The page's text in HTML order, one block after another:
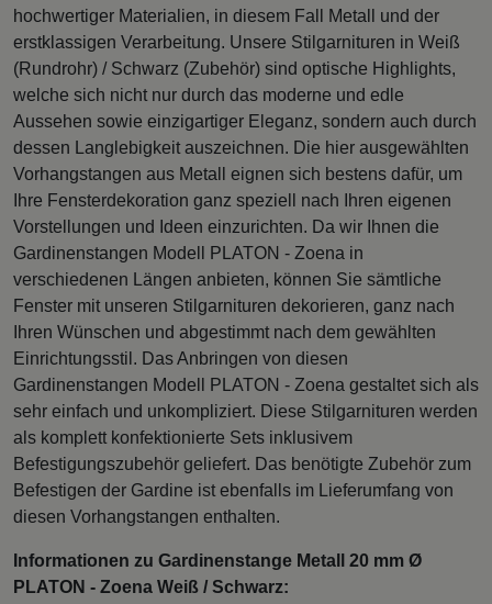
hochwertiger Materialien, in diesem Fall Metall und der
erstklassigen Verarbeitung. Unsere Stilgarnituren in Weiß
(Rundrohr) / Schwarz (Zubehör) sind optische Highlights,
welche sich nicht nur durch das moderne und edle
Aussehen sowie einzigartiger Eleganz, sondern auch durch
dessen Langlebigkeit auszeichnen. Die hier ausgewählten
Vorhangstangen aus Metall eignen sich bestens dafür, um
Ihre Fensterdekoration ganz speziell nach Ihren eigenen
Vorstellungen und Ideen einzurichten. Da wir Ihnen die
Gardinenstangen Modell PLATON - Zoena in
verschiedenen Längen anbieten, können Sie sämtliche
Fenster mit unseren Stilgarnituren dekorieren, ganz nach
Ihren Wünschen und abgestimmt nach dem gewählten
Einrichtungsstil. Das Anbringen von diesen
Gardinenstangen Modell PLATON - Zoena gestaltet sich als
sehr einfach und unkompliziert. Diese Stilgarnituren werden
als komplett konfektionierte Sets inklusivem
Befestigungszubehör geliefert. Das benötigte Zubehör zum
Befestigen der Gardine ist ebenfalls im Lieferumfang von
diesen Vorhangstangen enthalten.
Informationen zu Gardinenstange Metall 20 mm Ø
PLATON - Zoena Weiß / Schwarz: